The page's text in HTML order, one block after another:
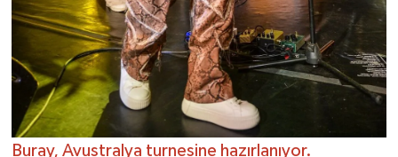
Buray, Avustralya turnesine hazırlanıyor.